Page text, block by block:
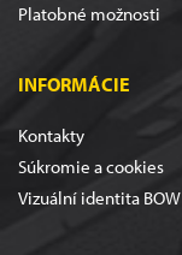
Platobné možnosti
INFORMÁCIE
Kontakty
Súkromie a cookies
Vizuální identita BOW